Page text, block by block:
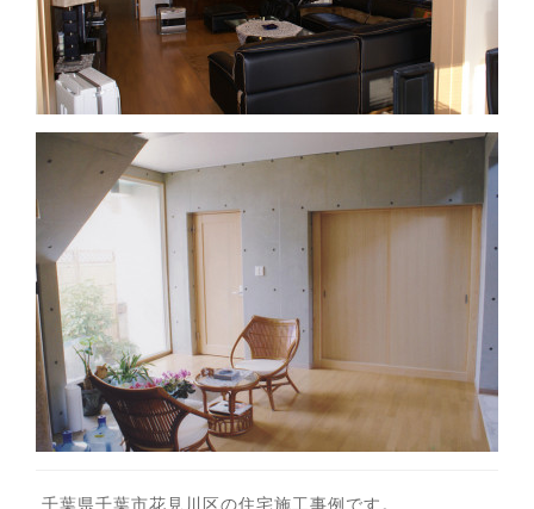
千葉県千葉市花見川区の住宅施工事例です。